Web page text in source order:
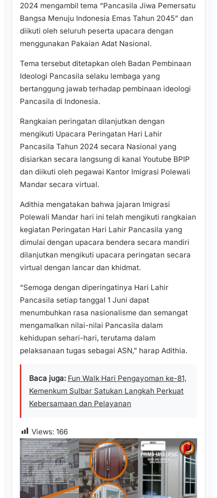
2024 mengambil tema “Pancasila Jiwa Pemersatu
Bangsa Menuju Indonesia Emas Tahun 2045” dan
diikuti oleh seluruh peserta upacara dengan
menggunakan Pakaian Adat Nasional.
Tema tersebut ditetapkan oleh Badan Pembinaan
Ideologi Pancasila selaku lembaga yang
bertanggung jawab terhadap pembinaan ideologi
Pancasila di Indonesia.
Rangkaian peringatan dilanjutkan dengan
mengikuti Upacara Peringatan Hari Lahir
Pancasila Tahun 2024 secara Nasional yang
disiarkan secara langsung di kanal Youtube BPIP
dan diikuti oleh pegawai Kantor Imigrasi Polewali
Mandar secara virtual.
Adithia mengatakan bahwa jajaran Imigrasi
Polewali Mandar hari ini telah mengikuti rangkaian
kegiatan Peringatan Hari Lahir Pancasila yang
dimulai dengan upacara bendera secara mandiri
dilanjutkan mengikuti upacara peringatan secara
virtual dengan lancar dan khidmat.
“Semoga dengan diperingatinya Hari Lahir
Pancasila setiap tanggal 1 Juni dapat
menumbuhkan rasa nasionalisme dan semangat
mengamalkan nilai-nilai Pancasila dalam
kehidupan sehari-hari, terutama dalam
pelaksanaan tugas sebagai ASN,” harap Adithia.
Baca juga: Fun Walk Hari Pengayoman ke-81,
Kemenkum Sulbar Satukan Langkah Perkuat
Kebersamaan dan Pelayanan
Views: 166